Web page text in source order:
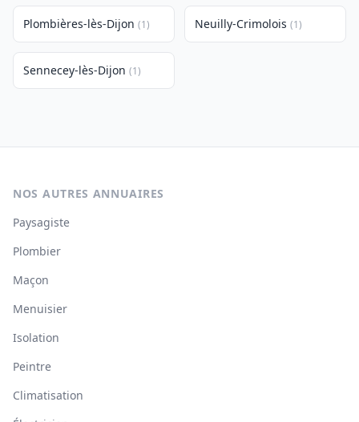
Plombières-lès-Dijon (1) Neuilly-Crimolois (1)
Sennecey-lès-Dijon (1)
NOS AUTRES ANNUAIRES
Paysagiste
Plombier
Maçon
Menuisier
Isolation
Peintre
Climatisation